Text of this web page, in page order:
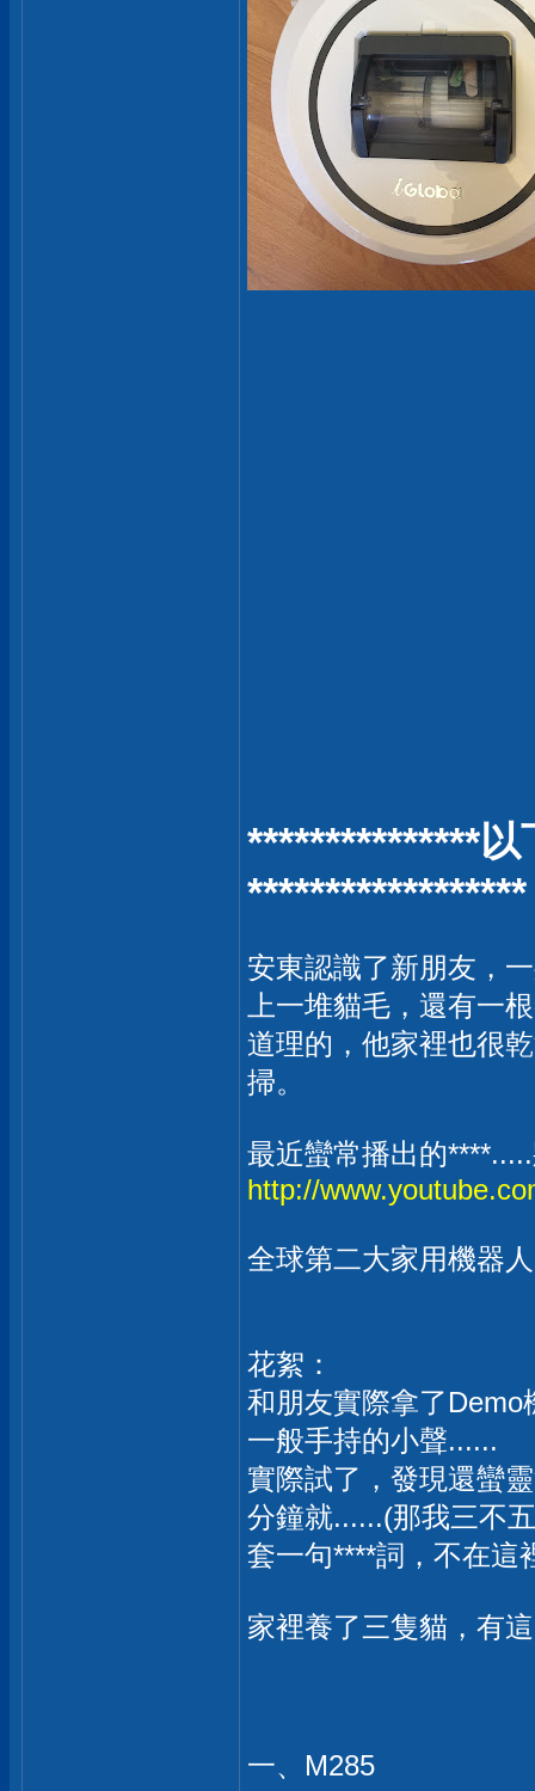
***************
******************
安東認識了新朋友，
上一堆貓毛，還有一
道理的，他家裡也很
掃。
最近蠻常播出的
http://
全球第二大家用機器
花絮：
和朋友實際拿了
一般手持的小聲......
實際試了，發現還蠻
分鐘就......(那我三不
套一句****詞，不在這
家裡養了三隻貓，有
一、M285